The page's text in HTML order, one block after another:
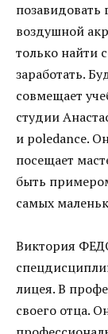
позавидовать
воздушной
только найти
заработать.
совмещает
студии
и poledance.
посещает
быть
самых
Виктория
лицея. В
своего отца.